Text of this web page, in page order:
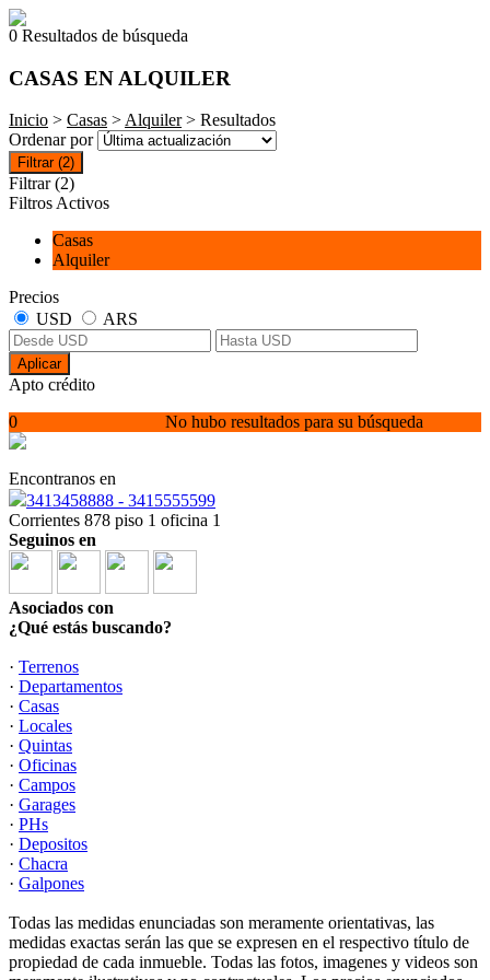
0 Resultados de búsqueda
CASAS EN ALQUILER
Inicio > Casas >Alquiler> Resultados
Ordenar por
Filtrar (2)
Filtrar (2)
Filtros Activos
Casas
Alquiler
Precios
USD
ARS
Aplicar
Apto crédito
No hubo resultados para su búsqueda
0
Encontranos en
3413458888 - 3415555599
Corrientes 878 piso 1 oficina 1
Seguinos en
Asociados con
¿Qué estás buscando?
· Terrenos
· Departamentos
· Casas
· Locales
· Quintas
· Oficinas
· Campos
· Garages
· PHs
· Depositos
· Chacra
· Galpones
Todas las medidas enunciadas son meramente orientativas, las
medidas exactas serán las que se expresen en el respectivo título de
propiedad de cada inmueble. Todas las fotos, imagenes y videos son